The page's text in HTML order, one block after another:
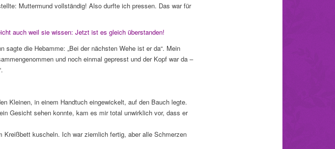
Muttermund vollständig! Also durfte ich pressen. Das war für
auch weil sie wissen: Jetzt ist es gleich überstanden!
die Hebamme: „Bei der nächsten Wehe ist er da“. Mein
und noch einmal gepresst und der Kopf war da –
Kleinen, in einem Handtuch eingewickelt, auf den Bauch legte.
Gesicht sehen konnte, kam es mir total unwirklich vor, dass er
kuscheln. Ich war ziemlich fertig, aber alle Schmerzen